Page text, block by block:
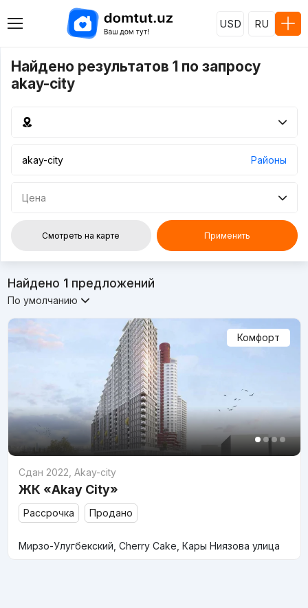
USD RU
Найдено результатов 1 по запросу
akay-city
Районы
Цена
Смотреть на карте Применить
Найдено 1предложений
По умолчанию
Комфорт
Сдан 2022 Akay-city
ЖК «Akay City»
Рассрочка Продано
Мирзо-Улугбекский, Cherry Cake, Кары Ниязова улица